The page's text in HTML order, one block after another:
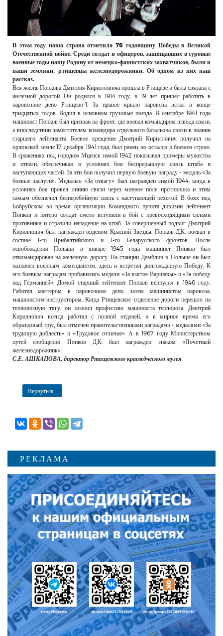
В этом году наша страна отметила 76 годовщину Победы в Великой
Отечественной войне. Среди солдат и офицеров, защищавших в суровые
военные годы нашу Родину от немецко-фашистских захватчиков, были и
наши земляки, ртищевцы железнодорожники. Об одном из них наш
рассказ.
Вся жизнь Попкова Дмитрия Кирилловича прошла в Ртищеве и была связана с
железной дорогой. Он родился в 1914 году, в 19 лет пришел работать в
паровозное депо Ртищево-1. За правое крыло паровоза встал в конце
тридцатых годов. Водил в основном грузовые поезда. В сентябре 1941 года
машинист Попков был призван на фронт, где воевал командиром взвода связи,
а впоследствии заместителем командира отдельного батальона связи в звании
старшего лейтенанта. Боевое крещение Дмитрий Кириллович получил на
орловской земле 17 декабря 1941 года, был ранен, но остался в боевом строю.
В сражениях под городом Мценск зимой 1942 показывал примеры мужества
и отваги, обеспечивая в условиях боя беспрерывную связь штаба и
наступающих частей. За эти бои получил первую боевую награду - медаль «За
боевые заслуги». Медалью «За отвагу» был награжден зимой 1944, когда в
условиях боя провел линию связи через минное поле противника и этим
самым обеспечил бесперебойную связь с наступающей пехотой. В боях под
Бобруйском во время организации Командного пункта дивизии лейтенант
Попков и пятеро солдат смело вступили в бой с превосходящими силами
противника и отразили нападение на штаб. За совершенный подвиг Дмитрий
Кириллович был награжден орденом Красной Звезды. Попков Д.К. воевал в
составе 1-го Прибалтийского и 1-го Беларусского фронтов. После
освобождения Польши в январе 1945 года машинист Попков был
откомандирован на железную дорогу. На станции Демблин в Польше он был
назначен военным комендантом, здесь и встретил долгожданную Победу. К
его боевым наградам прибавились медали «За взятие Варшавы» и «За победу
над Германией». Домой старший лейтенант Попков вернулся в 1946 году.
Работал мастером в паровозном депо, затем машинистом паровоза,
машинистом-инструктором. Когда Ртищевское отделение дороги перешло на
тепловозную тягу, он освоил профессию машиниста тепловоза. Дмитрий
Кириллович всегда работал с полной отдачей, и в мирное время его
образцовый труд был отмечен правительственными наградами - медалями «За
трудовую доблесть» и «Трудовое отличие». А в 1967 году Министерством
путей сообщения Попков Д.К. был награжден знаком «Почетный
железнодорожник».
С.Е. АШКАПОВА, директор Ртищевского краеведческого музея
Вернуться...
РЕКЛАМА